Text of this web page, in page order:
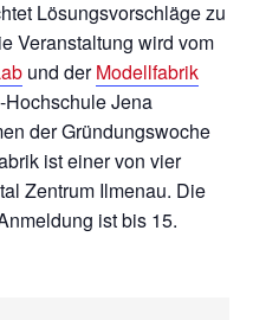
Lösungsvorschläge zu
Veranstaltung wird vom
und derModellfabrik
Jena
der Gründungswoche
ist einer von vier
Zentrum Ilmenau. Die
ist bis 15.